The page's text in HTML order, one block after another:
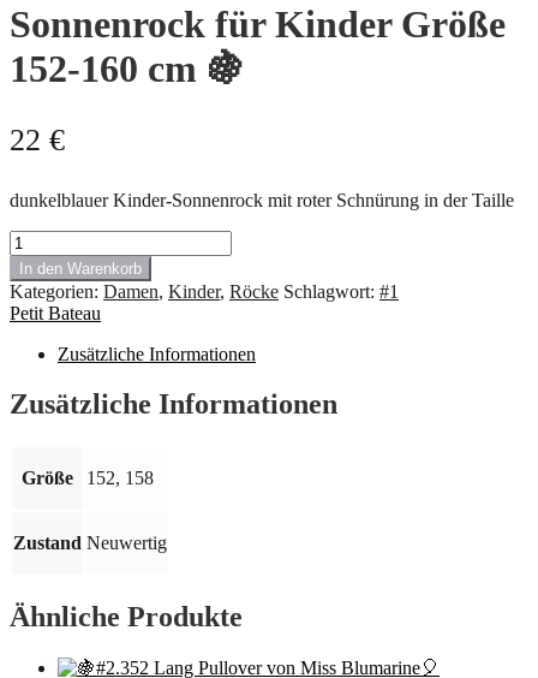
Sonnenrock für Kinder Größe
152-160 cm 🍇
22 €
dunkelblauer Kinder-Sonnenrock mit roter Schnürung in der Taille
#1.1251
Petit
Bateau
Sonnenrock
für
Kinder
152-
160
Menge
In den Warenkorb
Kategorien: Damen, Kinder, Röcke Schlagwort: #1
Petit Bateau
Zusätzliche Informationen
Zusätzliche Informationen
Größe 152, 158
Zustand Neuwertig
Ähnliche Produkte